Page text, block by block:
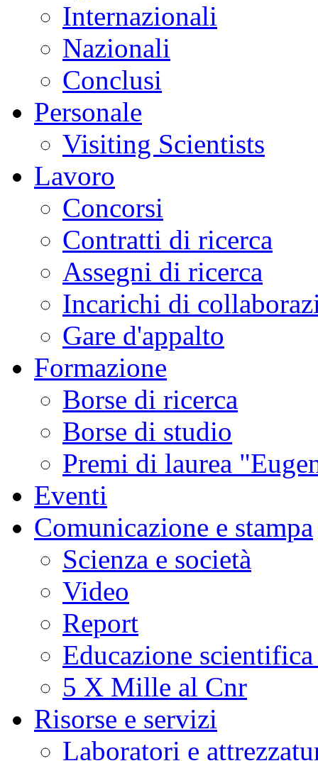
Internazionali
Nazionali
Conclusi
Personale
Visiting Scientists
Lavoro
Concorsi
Contratti di ricerca
Assegni di ricerca
Incarichi di
Gare d'appalto
Formazione
Borse di ricerca
Borse di studio
Premi di laurea
Eventi
Comunicazione e stampa
Scienza e società
Video
Report
Educazione
5 X Mille al Cnr
Risorse e servizi
Laboratori e